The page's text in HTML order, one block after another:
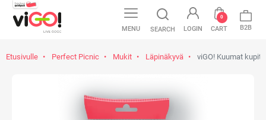
MENU SEARCH LOGIN CART
0
B2B
Etusivulle Perfect Picnic Mukit Läpinäkyvä viGO! Kuumat kupit